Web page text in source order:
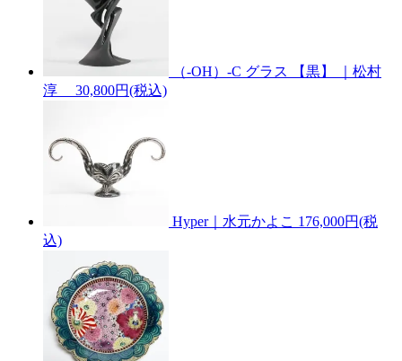
（-OH）-C グラス 【黒】 ｜松村
淳
30,800円(税込)
Hyper｜水元かよこ 176,000円(税
込)